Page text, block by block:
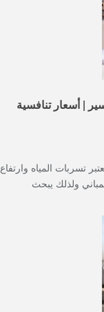
| أسعار تنافسية
تسربات المياه وارتفاع
ولذلك يبحث